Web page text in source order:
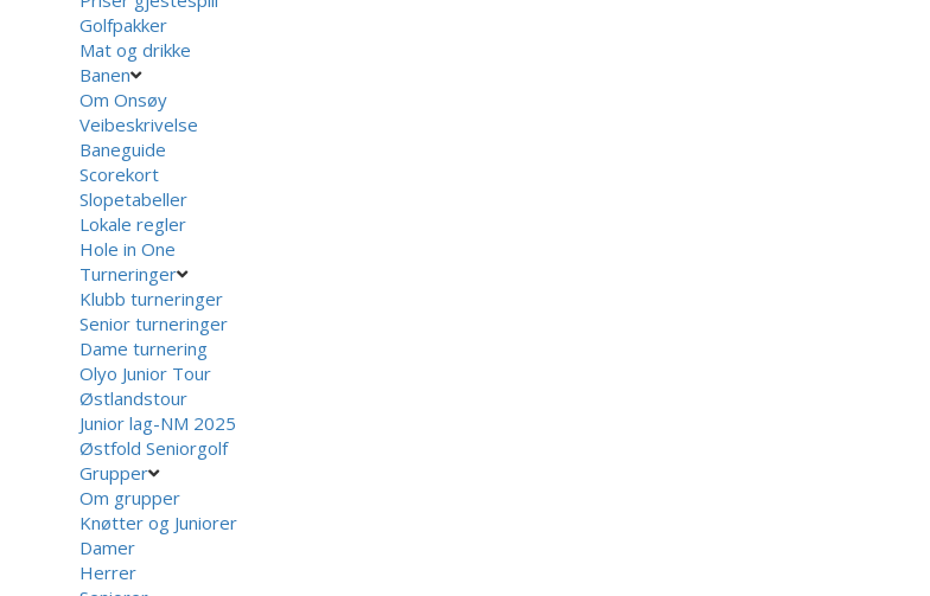
Golfpakker
Mat og drikke
Banen
Om Onsøy
Veibeskrivelse
Baneguide
Scorekort
Slopetabeller
Lokale regler
Hole in One
Turneringer
Klubb turneringer
Senior turneringer
Dame turnering
Olyo Junior Tour
Østlandstour
Junior lag-NM 2025
Østfold Seniorgolf
Grupper
Om grupper
Knøtter og Juniorer
Damer
Herrer